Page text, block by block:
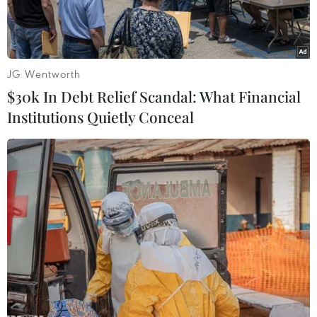
Chủ tịch Tổng Liên đoàn Lao động Việt Nam Nguyễn Đình
Khang và bà Aly Vong Nor Bun Tham - Ủy viên Trung ương
Đảng Nhân dân Cách mạng Lào, Chủ tịch Trung ương Liên
hiệp Công đoàn Lào điều hành hội nghị. (Ảnh: Minh
Đức/TTXVN)
Chiều 18/7, tại Hà Nội, Tổng Liên đoàn Lao động
JG Wentworth
$30k In Debt Relief Scandal: What Financial
Institutions Quietly Conceal